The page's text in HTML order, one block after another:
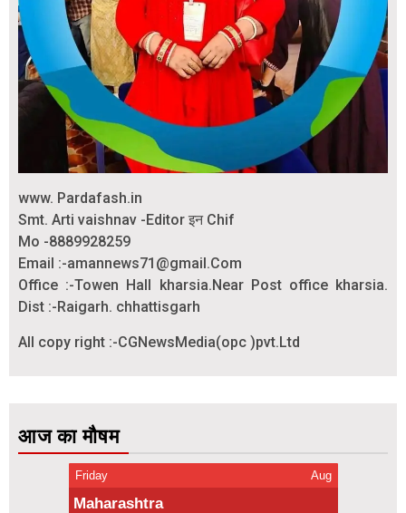
www. Pardafash.in
Smt. Arti vaishnav -Editor इन Chif
Mo -8889928259
Email :-amannews71@gmail.Com
Office :-Towen Hall kharsia.Near Post office kharsia.
Dist :-Raigarh. chhattisgarh
All copy right :-CGNewsMedia(opc )pvt.Ltd
आज का मौषम
Friday Aug
Maharashtra